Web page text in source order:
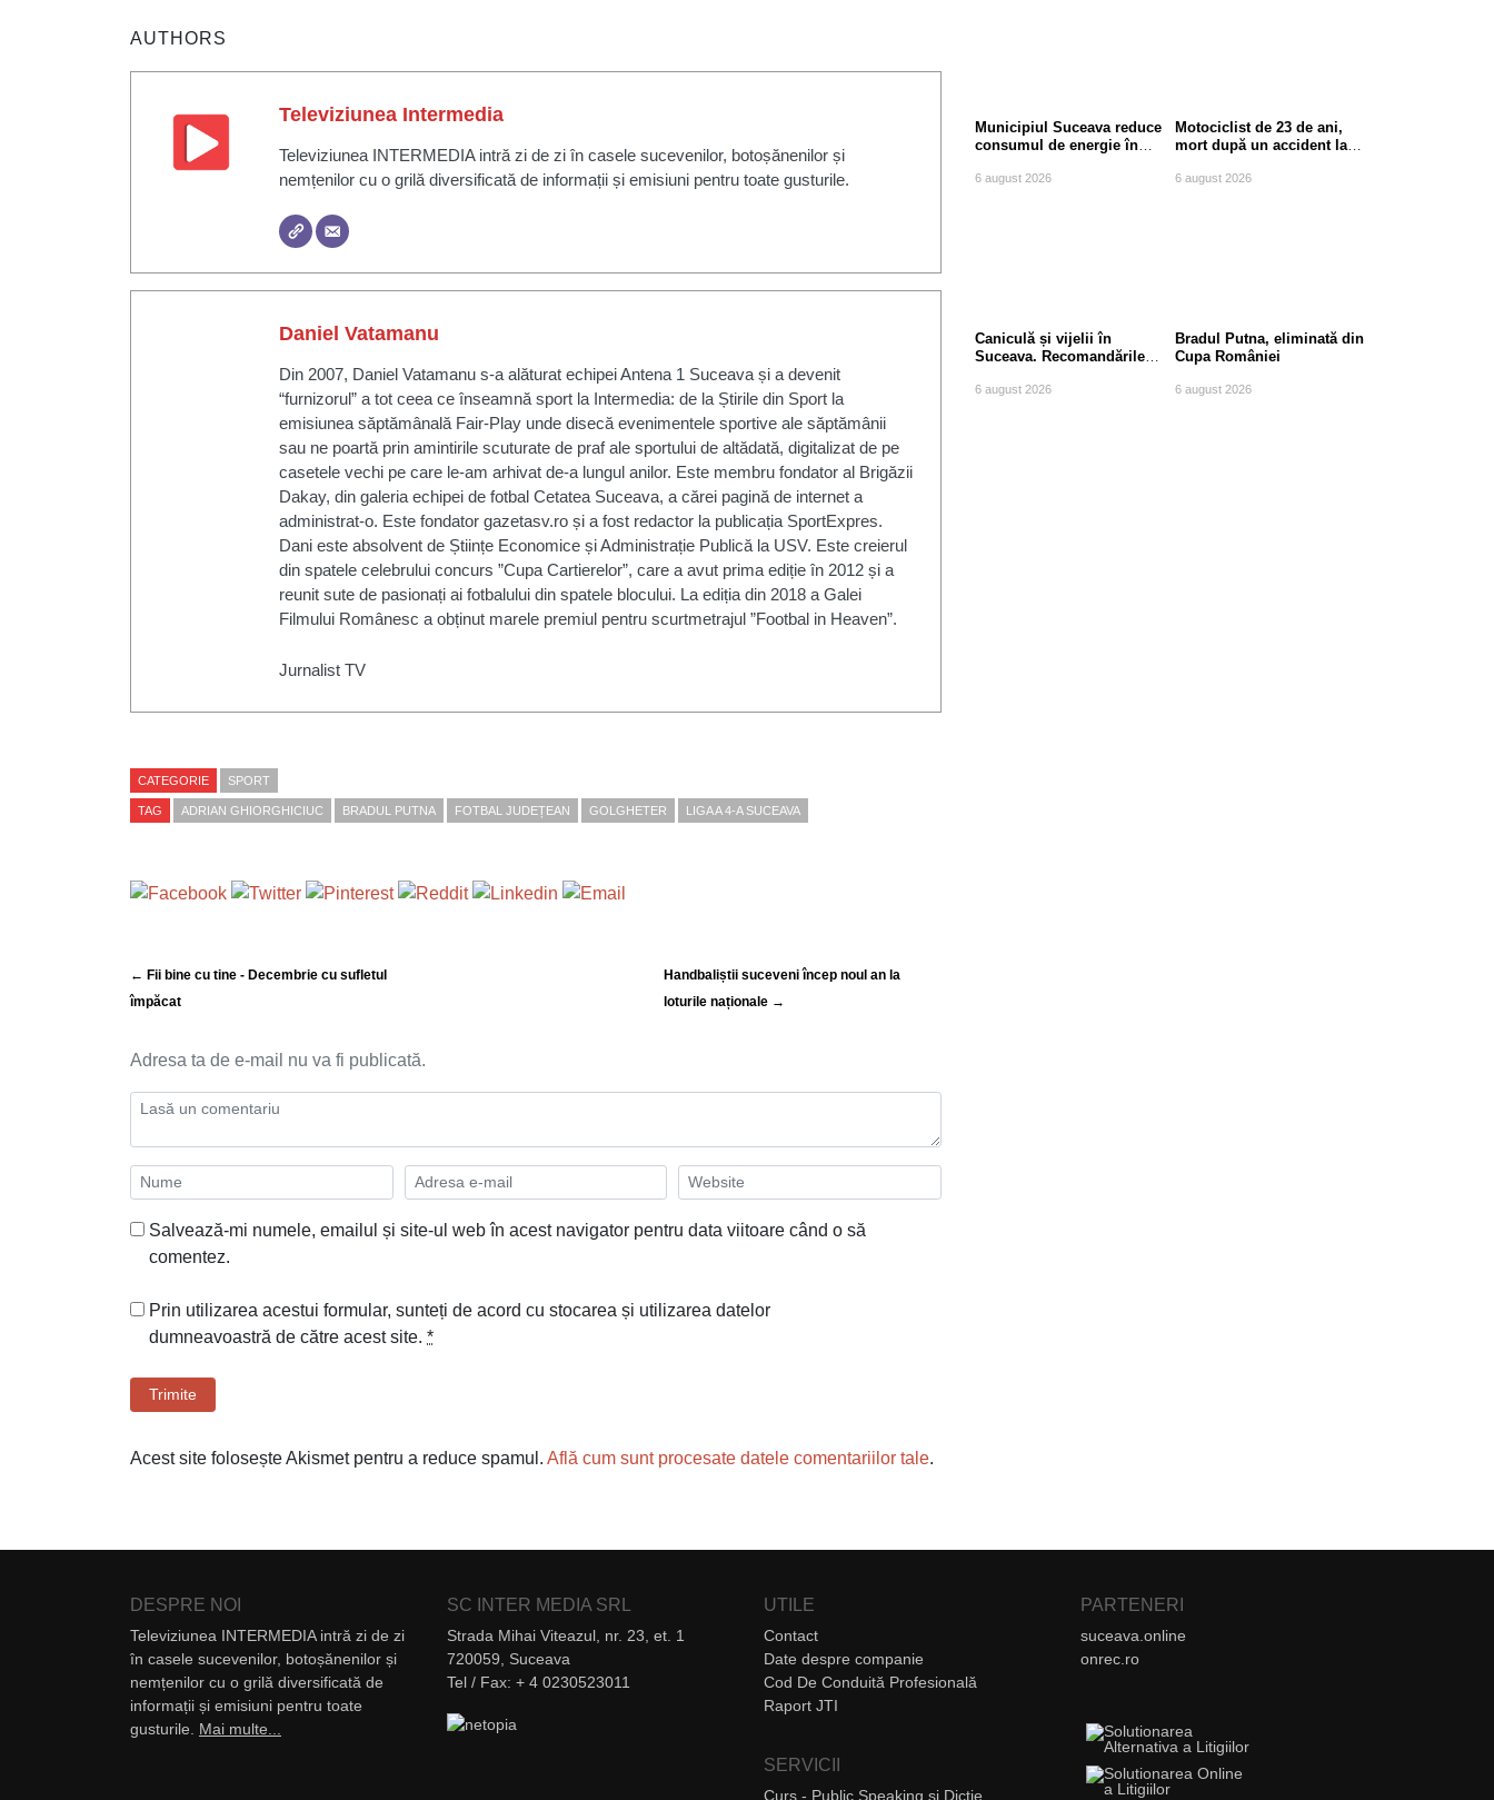
AUTHORS
Televiziunea Intermedia
Televiziunea INTERMEDIA intră zi de zi în casele sucevenilor, botoșănenilor și
nemțenilor cu o grilă diversificată de informații și emisiuni pentru toate gusturile.
Daniel Vatamanu
Din 2007, Daniel Vatamanu s-a alăturat echipei Antena 1 Suceava și a devenit
“furnizorul” a tot ceea ce înseamnă sport la Intermedia: de la Știrile din Sport la
emisiunea săptămânală Fair-Play unde disecă evenimentele sportive ale săptămânii
sau ne poartă prin amintirile scuturate de praf ale sportului de altădată, digitalizat de pe
casetele vechi pe care le-am arhivat de-a lungul anilor. Este membru fondator al Brigăzii
Dakay, din galeria echipei de fotbal Cetatea Suceava, a cărei pagină de internet a
administrat-o. Este fondator gazetasv.ro și a fost redactor la publicația SportExpres.
Dani este absolvent de Științe Economice și Administrație Publică la USV. Este creierul
din spatele celebrului concurs ”Cupa Cartierelor”, care a avut prima ediție în 2012 și a
reunit sute de pasionați ai fotbalului din spatele blocului. La ediția din 2018 a Galei
Filmului Românesc a obținut marele premiul pentru scurtmetrajul ”Footbal in Heaven”.
Jurnalist TV
CATEGORIE SPORT
TAG ADRIAN GHIORGHICIUC BRADUL PUTNA FOTBAL JUDEȚEAN GOLGHETER LIGA A 4-A SUCEAVA
← Fii bine cu tine - Decembrie cu sufletul
împăcat
Handbaliștii suceveni încep noul an la
loturile naționale →
Adresa ta de e-mail nu va fi publicată.
Salvează-mi numele, emailul și site-ul web în acest navigator pentru data viitoare când o să
comentez.
Prin utilizarea acestui formular, sunteți de acord cu stocarea și utilizarea datelor
dumneavoastră de către acest site. *
Trimite
Acest site folosește Akismet pentru a reduce spamul. Află cum sunt procesate datele comentariilor tale.
Municipiul Suceava reduce
consumul de energie în
6 august 2026
Motociclist de 23 de ani,
mort după un accident la
6 august 2026
Caniculă și vijelii în
Suceava. Recomandările
6 august 2026
Bradul Putna, eliminată din
Cupa României
6 august 2026
DESPRE NOI
Televiziunea INTERMEDIA intră zi de zi
în casele sucevenilor, botoșănenilor și
nemțenilor cu o grilă diversificată de
informații și emisiuni pentru toate
gusturile. Mai multe...
SC INTER MEDIA SRL
Strada Mihai Viteazul, nr. 23, et. 1
720059, Suceava
Tel / Fax: + 4 0230523011
UTILE
Contact
Date despre companie
Cod De Conduită Profesională
Raport JTI
SERVICII
Curs - Public Speaking și Dicție
PARTENERI
suceava.online
onrec.ro